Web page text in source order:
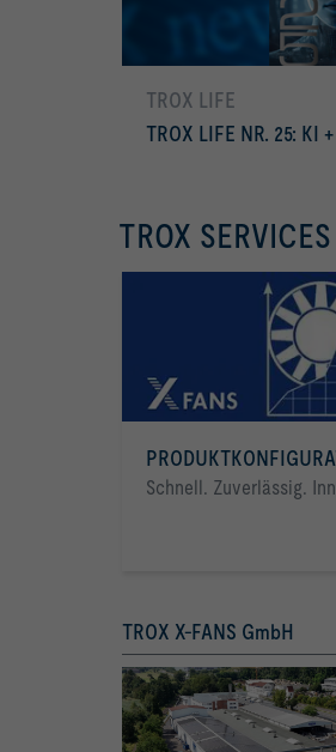
TROX LIFE
TROX LIFE NR. 25: KI
Die 25. Ausgabe des TROX
widmet sich einem der
Künstliche Intelligenz (KI).
verändert die gesamte
über den Betrieb bis hin zur
dieser Ausgabe, wie KI
Klimatechnik revolutioniert
die Zukunft eröffnen.
mehr erfahren
TROX SERVICES
Schnell. Zuverlässig.
TROX X-FANS GmbH